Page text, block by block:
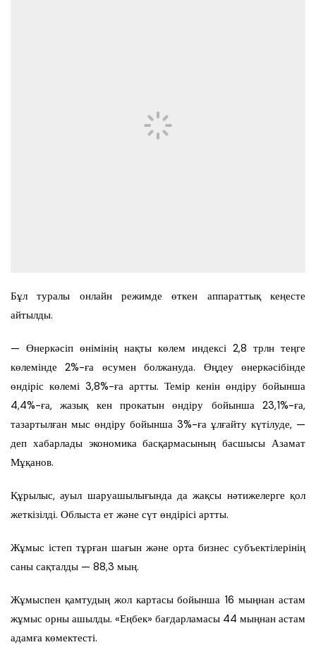
Бұл туралы онлайн режимде өткен аппараттық кеңесте
айтылды.
— Өнеркәсіп өнімінің нақты көлем индексі 2,8 трлн теңге
көлемінде 2%-ға өсумен болжануда. Өңдеу өнеркәсібінде
өндіріс көлемі 3,8%-ға артты. Темір кенін өндіру бойынша
4,4%-ға, жазық кен прокатын өндіру бойынша 23,1%-ға,
тазартылған мыс өндіру бойынша 3%-ға ұлғайту күтілуде, —
деп хабарлады экономика басқармасының басшысы Азамат
Мұқанов.
Құрылыс, ауыл шаруашылығында да жақсы нәтижелерге қол
жеткізілді. Облыста ет және сүт өндірісі артты.
Жұмыс істеп тұрған шағын және орта бизнес субъектілерінің
саны сақталды — 88,3 мың.
Жұмыспен қамтудың жол картасы бойынша 16 мыңнан астам
жұмыс орны ашылды. «Еңбек» бағдарламасы 44 мыңнан астам
адамға көмектесті.